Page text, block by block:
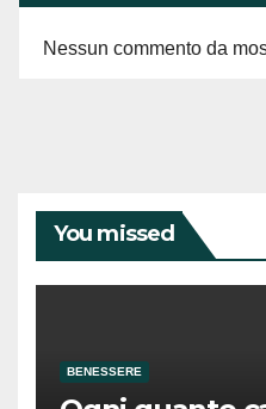
Nessun commento da
You missed
BENESSERE